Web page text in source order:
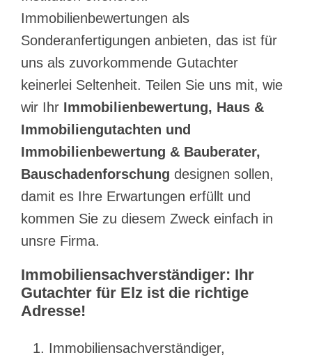
Immobilienbewertungen als
Sonderanfertigungen anbieten, das ist für
uns als zuvorkommende Gutachter
keinerlei Seltenheit. Teilen Sie uns mit, wie
wir Ihr Immobilienbewertung, Haus &
Immobiliengutachten und
Immobilienbewertung & Bauberater,
Bauschadenforschung designen sollen,
damit es Ihre Erwartungen erfüllt und
kommen Sie zu diesem Zweck einfach in
unsre Firma.
Immobiliensachverständiger: Ihr
Gutachter für Elz ist die richtige
Adresse!
Immobiliensachverständiger,